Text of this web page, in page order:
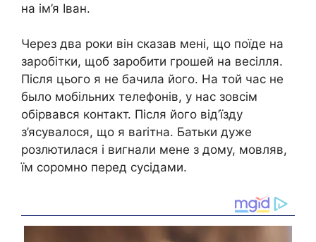
на ім’я Іван.
Через два роки він сказав мені, що поїде на
заробітки, щоб заробити грошей на весілля.
Після цього я не бачила його. На той час не
было мобільних телефонів, у нас зовсім
обірвався контакт. Після його від’їзду
з’ясувалося, що я ваrітна. Батьки дуже
розлютилася і вигнали мене з дому, мовляв,
їм соромно перед сусідами.